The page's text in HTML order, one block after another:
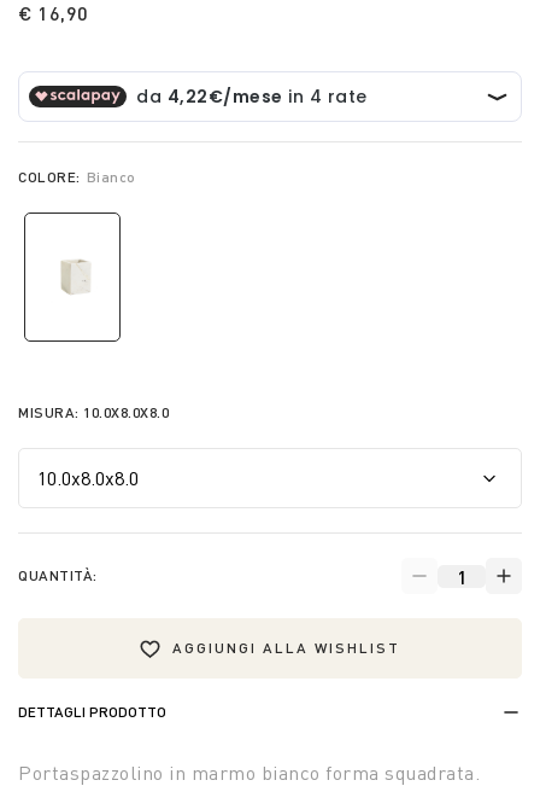
€ 16,90
COLORE: Bianco
MISURA: 10.0X8.0X8.0
QUANTITÀ:
AGGIUNGI ALLA WISHLIST
DETTAGLI PRODOTTO
Portaspazzolino in marmo bianco forma squadrata.